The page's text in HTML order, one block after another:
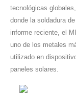
tecnológicas
donde la soldadura
informe reciente, el
uno de los metales
utilizado en
paneles solares.